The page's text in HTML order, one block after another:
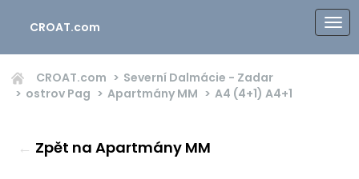
CROAT.com
CROAT.com
Severní Dalmácie - Zadar
ostrov Pag
Apartmány MM A4 (4+1) A4+1
← Zpět na Apartmány MM